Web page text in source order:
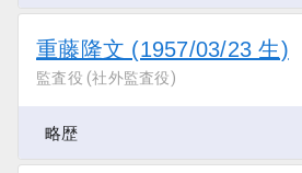
重藤隆文 (1957/03/23 生)
監査役 (社外監査役)
略歴